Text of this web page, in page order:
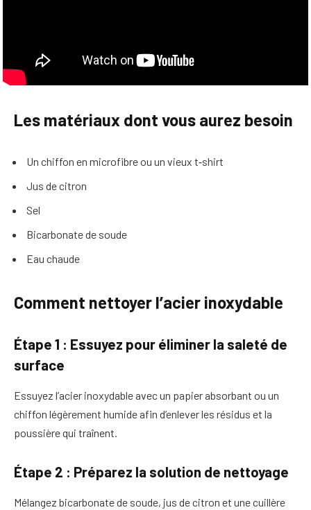
Les matériaux dont vous aurez besoin
Un chiffon en microfibre ou un vieux t‑shirt
Jus de citron
Sel
Bicarbonate de soude
Eau chaude
Comment nettoyer l’acier inoxydable
Étape 1 : Essuyez pour éliminer la saleté de
surface
Essuyez l’acier inoxydable avec un papier absorbant ou un
chiffon légèrement humide afin d’enlever les résidus et la
poussière qui traînent.
Étape 2 : Préparez la solution de nettoyage
Mélangez bicarbonate de soude, jus de citron et une cuillère